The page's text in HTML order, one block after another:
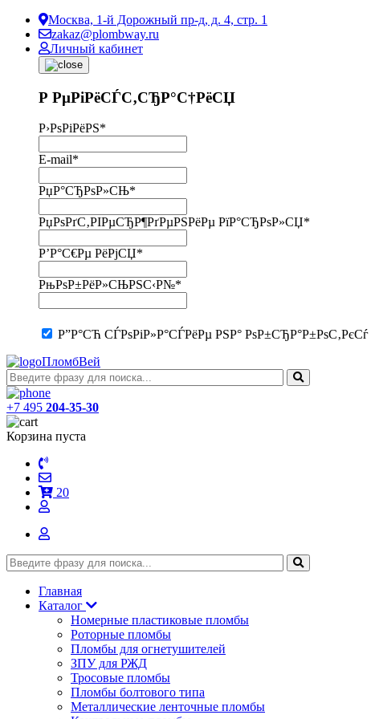
Москва, 1-й Дорожный пр-д, д. 4, стр. 1
zakaz@plombway.ru
Личный кабинет
Р РµРіРёСЃС‚СЂР°С†РёСЏ
Р›РѕРіРёРЅ*
E-mail*
РџР°СЂРѕР»СЊ*
РџРѕРґС‚РІРµСЂР¶РґРµРЅРёРµ РїР°СЂРѕР»СЏ*
Р’Р°С€Рµ РёРјСЏ*
РњРѕР±РёР»СЊРЅС‹Р№*
Р”Р°СЋ СЃРѕРіР»Р°СЃРёРµ РЅР° РѕР±СЂР°Р±РѕС‚РєСѓ
ПломбВей
+7 495 204-35-30
Корзина пуста
20
Главная
Каталог
Номерные пластиковые пломбы
Роторные пломбы
Пломбы для огнетушителей
ЗПУ для РЖД
Тросовые пломбы
Пломбы болтового типа
Металлические ленточные пломбы